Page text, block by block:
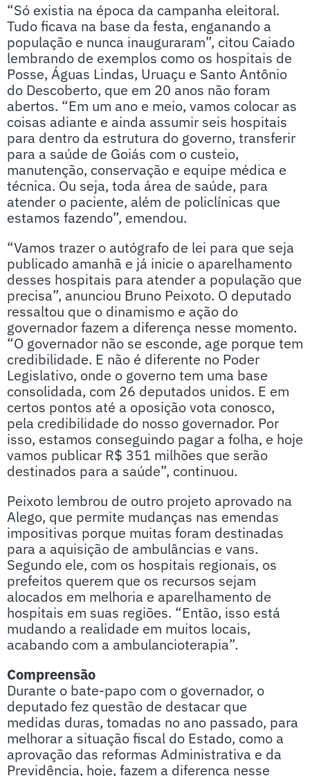
“Só existia na época da campanha eleitoral.
Tudo ficava na base da festa, enganando a
população e nunca inauguraram”, citou Caiado
lembrando de exemplos como os hospitais de
Posse, Águas Lindas, Uruaçu e Santo Antônio
do Descoberto, que em 20 anos não foram
abertos. “Em um ano e meio, vamos colocar as
coisas adiante e ainda assumir seis hospitais
para dentro da estrutura do governo, transferir
para a saúde de Goiás com o custeio,
manutenção, conservação e equipe médica e
técnica. Ou seja, toda área de saúde, para
atender o paciente, além de policlínicas que
estamos fazendo”, emendou.
“Vamos trazer o autógrafo de lei para que seja
publicado amanhã e já inicie o aparelhamento
desses hospitais para atender a população que
precisa”, anunciou Bruno Peixoto. O deputado
ressaltou que o dinamismo e ação do
governador fazem a diferença nesse momento.
“O governador não se esconde, age porque tem
credibilidade. E não é diferente no Poder
Legislativo, onde o governo tem uma base
consolidada, com 26 deputados unidos. E em
certos pontos até a oposição vota conosco,
pela credibilidade do nosso governador. Por
isso, estamos conseguindo pagar a folha, e hoje
vamos publicar R$ 351 milhões que serão
destinados para a saúde”, continuou.
Peixoto lembrou de outro projeto aprovado na
Alego, que permite mudanças nas emendas
impositivas porque muitas foram destinadas
para a aquisição de ambulâncias e vans.
Segundo ele, com os hospitais regionais, os
prefeitos querem que os recursos sejam
alocados em melhoria e aparelhamento de
hospitais em suas regiões. “Então, isso está
mudando a realidade em muitos locais,
acabando com a ambulancioterapia”.
Compreensão
Durante o bate-papo com o governador, o
deputado fez questão de destacar que
medidas duras, tomadas no ano passado, para
melhorar a situação fiscal do Estado, como a
aprovação das reformas Administrativa e da
Previdência, hoje, fazem a diferença nesse